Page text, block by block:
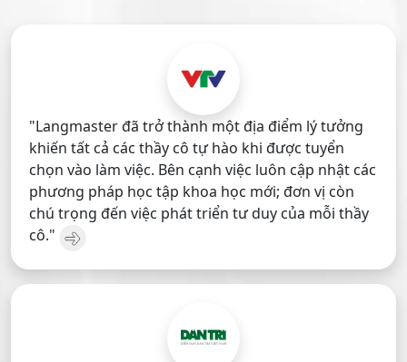
"Langmaster đã trở thành một địa điểm lý tưởng
khiến tất cả các thầy cô tự hào khi được tuyển
chọn vào làm việc. Bên cạnh việc luôn cập nhật các
phương pháp học tập khoa học mới; đơn vị còn
chú trọng đến việc phát triển tư duy của mỗi thầy
cô."